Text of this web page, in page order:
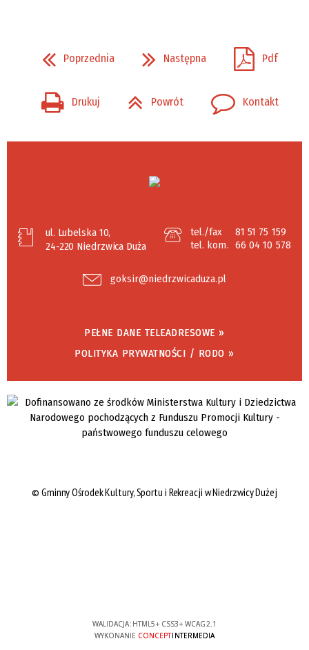
Poprzednia Następna Pdf
Drukuj Powrót Kontakt
ul. Lubelska 10,
24-220 Niedrzwica Duża
tel./fax
81 51 75 159
tel. kom. 66 04 10 578
goksir@niedrzwicaduza.pl
PEŁNE DANE TELEADRESOWE »
POLITYKA PRYWATNOŚCI / RODO »
© Gminny Ośrodek Kultury, Sportu i Rekreacji w Niedrzwicy Dużej
WALIDACJA: HTML5+ CSS3+ WCAG 2.1
WYKONANIE CONCEPTINTERMEDIA